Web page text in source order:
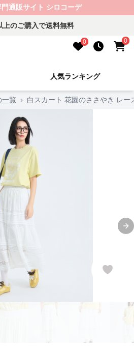
通販サイト シロコーデ
上のご購入で送料無料
0 0
人気ランキング
一覧 › 白スカート 花園のささやき レー